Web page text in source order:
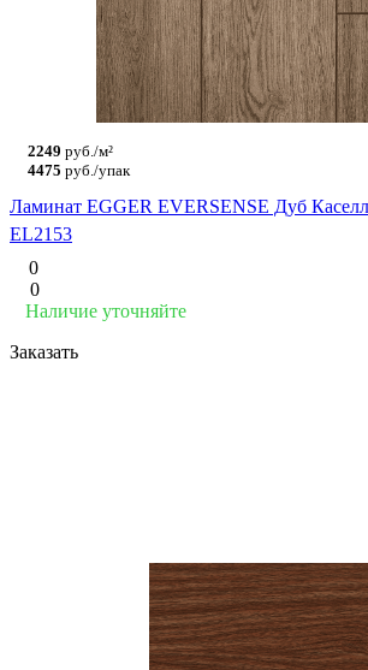
2249 руб./м²
4475 руб./упак
Ламинат EGGER EVERSENSE Дуб
EL2153
0
0
Наличие уточняйте
Заказать